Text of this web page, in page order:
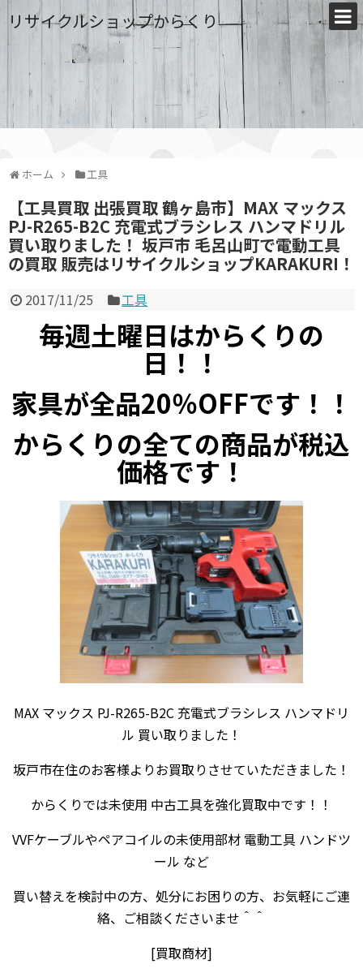
リサイクルショップからくり
ホーム 工具
【工具買取 出張買取 鶴ヶ島市】MAX マックス
PJ-R265-B2C 充電式ブラシレス ハンマドリル
買い取りました！ 坂戸市 毛呂山町で電動工具
の買取 販売はリサイクルショップKARAKURI！
2017/11/25 工具
毎週土曜日はからくりの
日！！
家具が全品20％OFFです！！
からくりの全ての商品が税込
価格です！
MAX マックス PJ-R265-B2C 充電式ブラシレス ハンマドリ
ル 買い取りました！
坂戸市在住のお客様よりお買取りさせていただきました！
からくりでは未使用 中古工具を強化買取中です！！
VVFケーブルやペアコイルの未使用部材 電動工具 ハンドツ
ール など
買い替えを検討中の方、処分にお困りの方、お気軽にご連
絡、ご相談くださいませ＾＾
[買取商材]